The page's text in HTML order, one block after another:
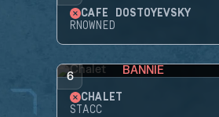
CAFÉ DOSTOYEVSKY
RNOWNED
6 BANNIE
CHALET
STACC